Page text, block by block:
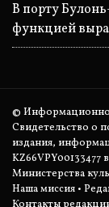
В порту
функцией
©
Свидетельство о
издания,
Министерства
Наша миссия •